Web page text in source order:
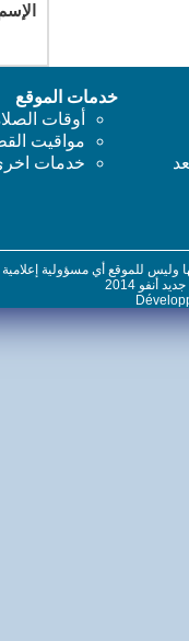
اﻹسم
خدمات الموقع
أوقات الصلاة
مواقيت
خدمات اخرى
للموقع أي مسؤولية إعلامية أو
2014